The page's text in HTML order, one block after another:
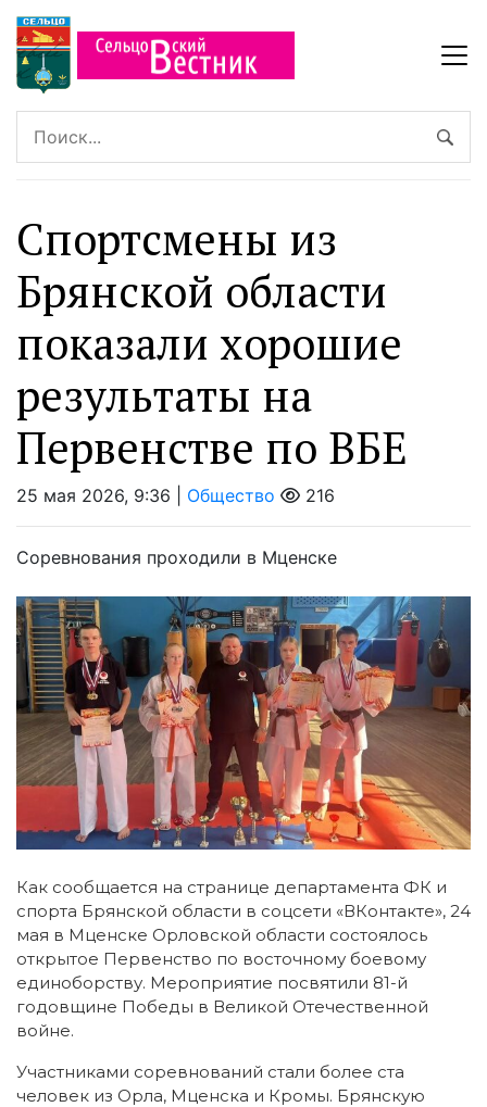
Спортсмены из
Брянской области
показали хорошие
результаты на
Первенстве по ВБЕ
25 мая 2026, 9:36 | Общество 216
Соревнования проходили в Мценске
Как сообщается на странице департамента ФК и
спорта Брянской области в соцсети «ВКонтакте», 24
мая в Мценске Орловской области состоялось
открытое Первенство по восточному боевому
единоборству. Мероприятие посвятили 81-й
годовщине Победы в Великой Отечественной
войне.
Участниками соревнований стали более ста
человек из Орла, Мценска и Кромы. Брянскую